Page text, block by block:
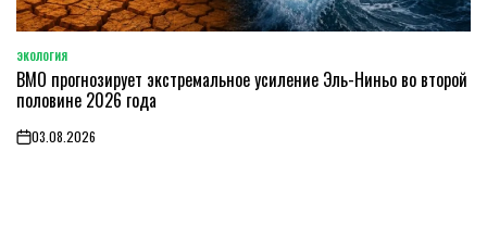
POSTED
IN
ЭКОЛОГИЯ
ВМО прогнозирует экстремальное усиление Эль-Ниньо во второй
половине 2026 года
on03.08.2026